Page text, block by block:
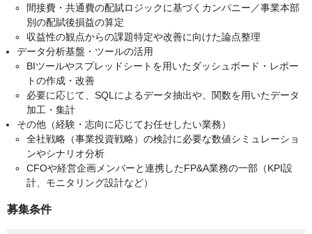
間接費・共通費の配賦ロジックに基づくカンパニー／事業本部
別の配賦後損益の算定
収益性の観点からの課題特定や改善に向けた論点整理​
データ分析基盤・ツールの活用
BIツールやスプレッドシートを用いたダッシュボード・レポー
トの作成・改善
必要に応じて、SQLによるデータ抽出や、関数を用いたデータ
加工・集計​
その他（経験・志向に応じてお任せしたい業務）
全社戦略（事業投資戦略）の検討に必要な数値シミュレーショ
ンやシナリオ分析
CFOや経営企画メンバーと連携したFP&A業務の一部（KPI設
計、モニタリング設計など）
募集条件